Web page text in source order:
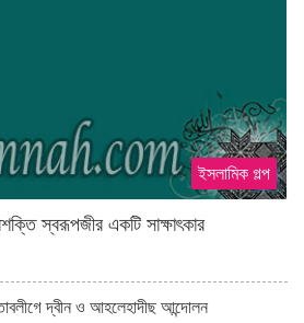
ইসলামিক গল্প
স্বরূপজীর একটি সাক্ষাৎকার
দ্বীন ও আহলেহাদীছ আন্দোলন